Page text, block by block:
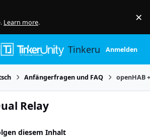
Learn more. ×
TinkerunityAnmelden
Anfängerfragen und FAQ openHAB
Relay
diesem Inhalt